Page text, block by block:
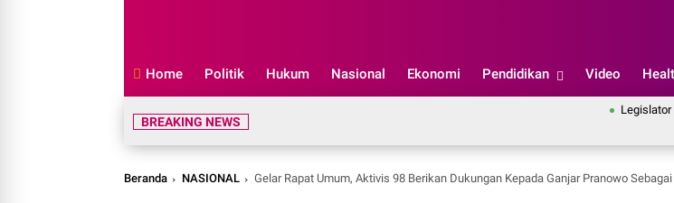
Home Politik Hukum Nasional Ekonomi Pendidikan Video
BREAKING NEWS
Legislator
Beranda NASIONAL Gelar Rapat Umum, Aktivis 98 Berikan Dukungan Kepada Ganjar Pranowo Sebagai